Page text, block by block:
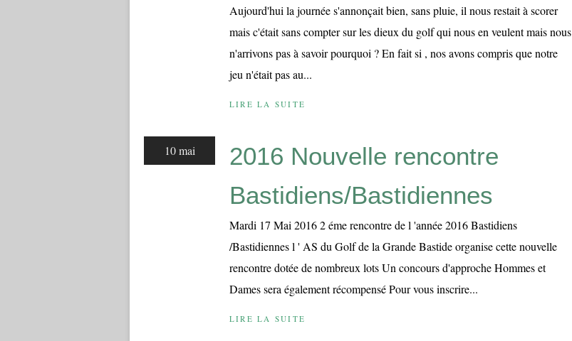
Aujourd'hui la journée s'annonçait bien, sans pluie, il nous restait à scorer
mais c'était sans compter sur les dieux du golf qui nous en veulent mais nous
n'arrivons pas à savoir pourquoi ? En fait si , nos avons compris que notre
jeu n'était pas au...
LIRE LA SUITE
10 mai
2016 Nouvelle rencontre
Bastidiens/Bastidiennes
Mardi 17 Mai 2016 2 éme rencontre de l 'année 2016 Bastidiens
/Bastidiennes l ' AS du Golf de la Grande Bastide organise cette nouvelle
rencontre dotée de nombreux lots Un concours d'approche Hommes et
Dames sera également récompensé Pour vous inscrire...
LIRE LA SUITE